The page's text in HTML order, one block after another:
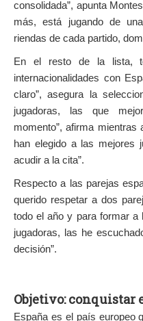
consolidada”, apunta
más, está jugando de
riendas de cada partido,
En el resto de la lista,
internacionalidades con
claro”, asegura la
jugadoras, las que
momento”, afirma mientras
han elegido a las mejores
acudir a la cita”.
Respecto a las parejas
querido respetar a dos
todo el año y para formar a
jugadoras, las he
decisión”.
Objetivo: conquistar
España es el país europeo